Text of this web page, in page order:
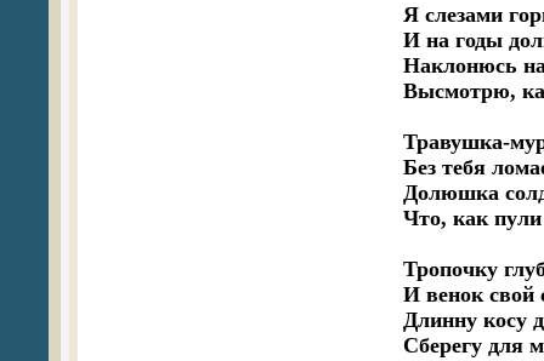
Я слезами
И на годы
Наклонюсь
Высмотрю,
Травушка-
Без тебя
Долюшка
Что, как
Тропочку
И венок
Длинну косу
Сберегу для